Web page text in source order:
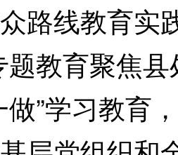
线教育实践
题教育聚焦
做”学习教育